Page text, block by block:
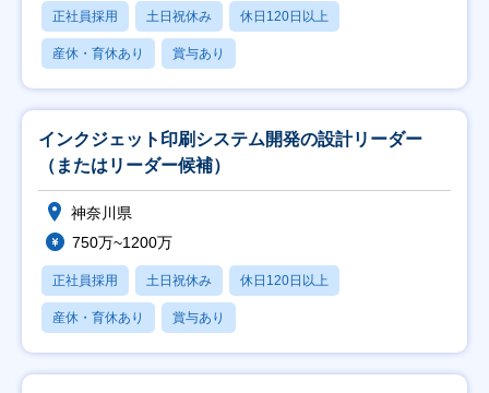
正社員採用 土日祝休み 休日120日以上
産休・育休あり 賞与あり
インクジェット印刷システム開発の設計リーダー
（またはリーダー候補）
神奈川県
750万~1200万
正社員採用 土日祝休み 休日120日以上
産休・育休あり 賞与あり